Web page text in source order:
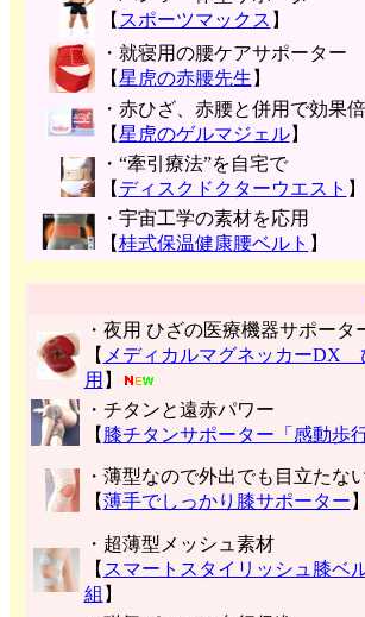
【 スポーツマックス 】
・就寝用の腰ケアサポーター
【星虎の赤腰先生 】
・赤ひざ、赤腰と併用で効果
【星虎のゲルマジェル】
・“牽引療法”を自宅で
【 ディスクドクターウエスト 】
・宇宙工学の素材を応用
【桂式保温健康腰ベルト 】
・夜用 ひざの医療機器サポータ
【 メディカルマグネッカーDX
用 】
・チタンと遠赤パワー
【 膝チタンサポーター「感動歩行
・薄型なので外出でも目立たな
【薄手でしっかり膝サポーター 】
・超薄型メッシュ素材
【 スマートスタイリッシュ膝ベ
組 】